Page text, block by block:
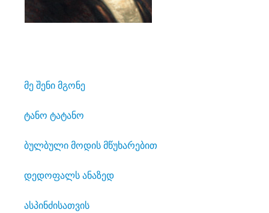
მე შენი მგონე
ტანო ტატანო
ბულბული მოდის მწუხარებით
დედოფალს ანაზედ
ასპინძისათვის